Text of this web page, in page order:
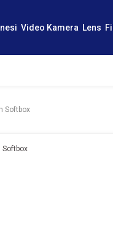
Video Kamera Lens
Softbox